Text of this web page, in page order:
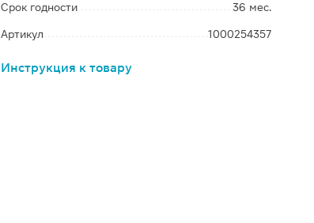
Срок годности 36 мес.
Артикул 1000254357
Инструкция к товару